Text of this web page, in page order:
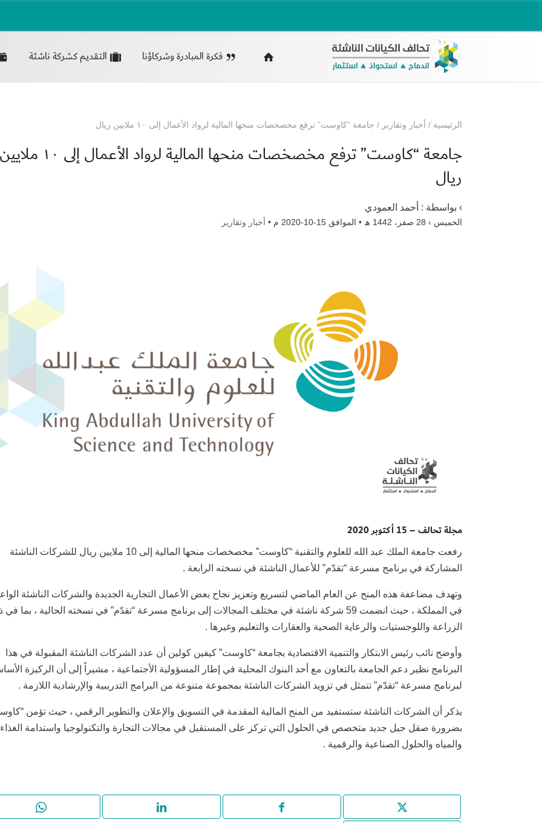
فكرة المبادرة وشركاؤنا التقديم كشركة ناشئة
الرئيسية / أخبار وتقارير / جامعة “كاوست” ترفع مخصخصات منحها المالية لرواد الأعمال إلى ١٠ ملايين ريال
جامعة “كاوست” ترفع مخصخصات منحها المالية لرواد الأعمال إلى ١٠ ملايين
ريال
› بواسطة : أحمد العمودي
الخميس › 28 صفر، 1442 ھ • الموافق 15-10-2020 م • أخبار وتقارير
مجلة تحالف – 15 أكتوبر 2020
رفعت جامعة الملك عبد الله للعلوم والتقنية “كاوست” مخصخصات منحها المالية إلى 10 ملايين ريال للشركات الناشئة
المشاركة في برنامج مسرعة “تقدّم” للأعمال الناشئة في نسخته الرابعة .
وتهدف مضاعفة هذه المنح عن العام الماضي لتسريع وتعزيز نجاح بعض الأعمال التجارية الجديدة والشركات الناشئة
في المملكة ، حيث انضمت 59 شركة ناشئة في مختلف المجالات إلى برنامج مسرعة “تقدّم” في نسخته الحالية ، بما
الزراعة واللوجستيات والرعاية الصحية والعقارات والتعليم وغيرها .
وأوضح نائب رئيس الابتكار والتنمية الاقتصادية بجامعة “كاوست” كيفين كولين أن عدد الشركات الناشئة المقبولة في هذا
البرنامج نظير دعم الجامعة بالتعاون مع أحد البنوك المحلية في إطار المسؤولية الأجتماعية ، مشيراً إلى أن الركيزة
لبرنامج مسرعة “تقدّم” تتمثل في تزويد الشركات الناشئة بمجموعة متنوعة من البرامج التدريبية والإرشادية اللازمة .
يذكر أن الشركات الناشئة ستستفيد من المنح المالية المقدمة في التسويق والإعلان والتطوير الرقمي ، حيث تؤمن
بضرورة صقل جيل جديد متخصص في الحلول التي تركز على المستقبل في مجالات التجارة والتكنولوجيا واستدامة الغذاء
والمياه والحلول الصناعية والرقمية .